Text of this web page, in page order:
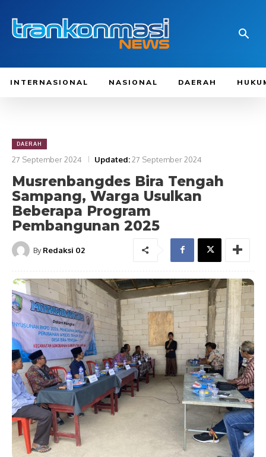
INTERNASIONAL NASIONAL DAERAH
DAERAH
27 September 2024 Updated:27 September 2024
Musrenbangdes Bira Tengah
Sampang, Warga Usulkan
Beberapa Program
Pembangunan 2025
By Redaksi 02